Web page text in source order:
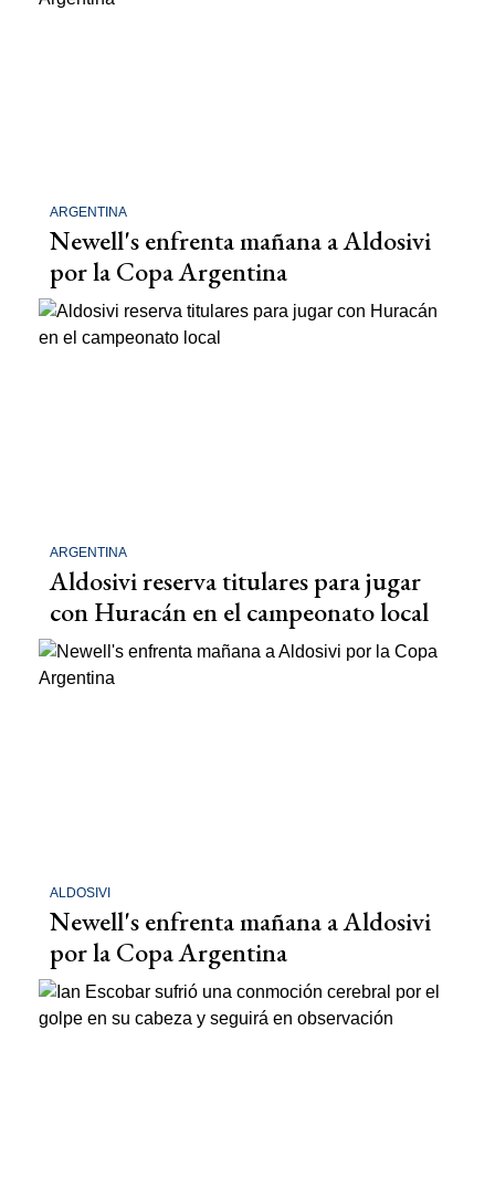
ARGENTINA
Newell's enfrenta mañana a Aldosivi
por la Copa Argentina
ARGENTINA
Aldosivi reserva titulares para jugar
con Huracán en el campeonato local
ALDOSIVI
Newell's enfrenta mañana a Aldosivi
por la Copa Argentina